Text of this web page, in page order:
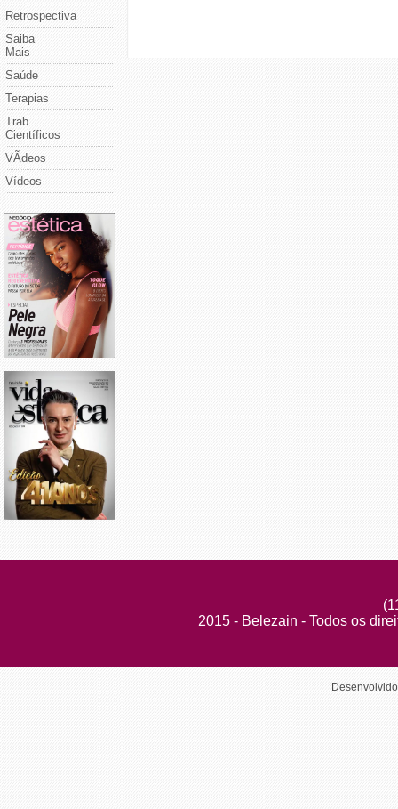
Retrospectiva
Saiba
Mais
Saúde
Terapias
Trab.
Científicos
VÃ­deos
Vídeos
2015 - Belezain - Todos os